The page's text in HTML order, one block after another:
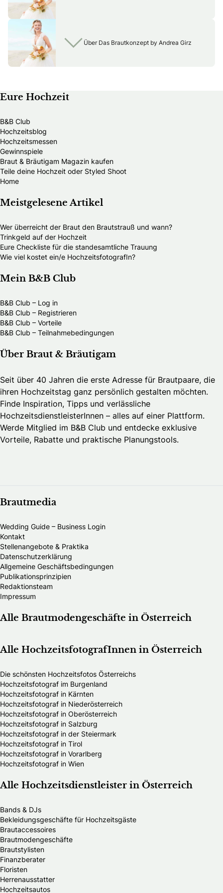
Basierend auf Deinen Vorstellungen und Wünschen werden wir
eine Skizze von Deinem Traumkleid zeichnen. Wir werden
gemeinsam jeden einzelnen Details besprechen, um
sicherzustellen, dass Dein DREAM dress genau Deinen
Vorstellungen entspricht. Anschließend werden wir gemeinsam
den perfekten Stoff auswählen, der das Design zum Leben
Wir fertigen Dein Kleid individuell an, indem wir Deine Maße
Die Anfertigung:
Mit einem großartigen Team an meiner Seite wird Dein DREAM
dress mit höchster Fachkenntnis und Leidenschaft für dich
gefertigt.
Die Probe:
Bei den Anproben wird Dein Hochzeitskleid bis in die letzten
Details angepasst! Sobald alles perfekt sitzt, sind wir fertig!
Wir heißen Dich herzlich willkommen in unserem
darauf, Dich persönlich bei uns begrüßen zu dürfen!
Über Das Brautkonzept by Andrea Girz
Eure Hochzeit
B&B Club
Hochzeitsblog
Hochzeitsmessen
Gewinnspiele
Braut & Bräutigam Magazin kaufen
Teile deine Hochzeit oder Styled Shoot
Home
Meistgelesene Artikel
Wer überreicht der Braut den Brautstrauß und wann?
Trinkgeld auf der Hochzeit
Eure Checkliste für die standesamtliche Trauung
Wie viel kostet ein/e HochzeitsfotografIn?
Mein B&B Club
B&B Club – Log in
B&B Club – Registrieren
B&B Club – Vorteile
B&B Club – Teilnahmebedingungen
Über Braut & Bräutigam
Seit über 40 Jahren die erste Adresse für Brautpaare, die
ihren Hochzeitstag ganz persönlich gestalten möchten.
Finde Inspiration, Tipps und verlässliche
HochzeitsdienstleisterInnen – alles auf einer Plattform.
Werde Mitglied im B&B Club und entdecke exklusive
Vorteile, Rabatte und praktische Planungstools.
Brautmedia
Wedding Guide – Business Login
Kontakt
Stellenangebote & Praktika
Datenschutzerklärung
Allgemeine Geschäftsbedingungen
Publikationsprinzipien
Redaktionsteam
Impressum
Alle Brautmodengeschäfte in Österreich
Alle HochzeitsfotografInnen in Österreich
Die schönsten Hochzeitsfotos Österreichs
Hochzeitsfotograf im Burgenland
Hochzeitsfotograf in Kärnten
Hochzeitsfotograf in Niederösterreich
Hochzeitsfotograf in Oberösterreich
Hochzeitsfotograf in Salzburg
Hochzeitsfotograf in der Steiermark
Hochzeitsfotograf in Tirol
Hochzeitsfotograf in Vorarlberg
Hochzeitsfotograf in Wien
Alle Hochzeitsdienstleister in Österreich
Bands & DJs
Bekleidungsgeschäfte für Hochzeitsgäste
Brautaccessoires
Brautmodengeschäfte
Brautstylisten
Finanzberater
Floristen
Herrenausstatter
Hochzeitsautos